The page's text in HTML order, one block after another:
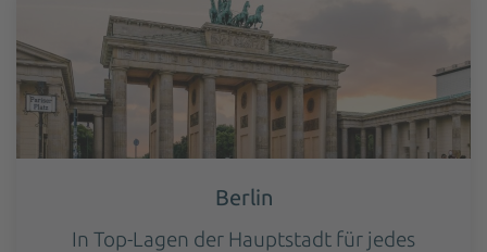
Berlin
In Top-Lagen der Hauptstadt für jedes